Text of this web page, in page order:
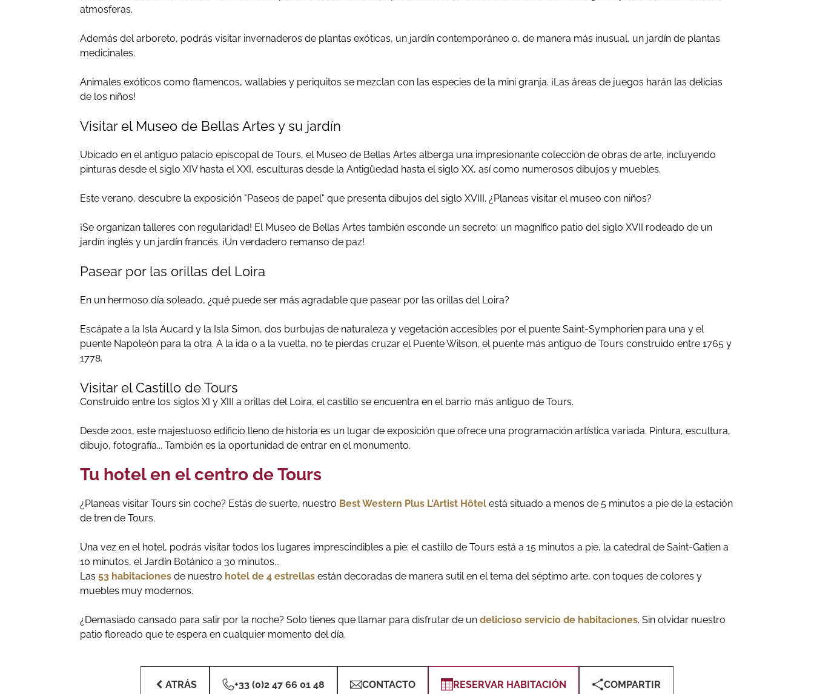
atmosferas.
Además del arboreto, podrás visitar invernaderos de plantas exóticas, un jardín contemporáneo o, de manera más inusual, un jardín de plantas
medicinales.
Animales exóticos como flamencos, wallabies y periquitos se mezclan con las especies de la mini granja. ¡Las áreas de juegos harán las delicias
de los niños!
Visitar el Museo de Bellas Artes y su jardín
Ubicado en el antiguo palacio episcopal de Tours, el Museo de Bellas Artes alberga una impresionante colección de obras de arte, incluyendo
pinturas desde el siglo XIV hasta el XXI, esculturas desde la Antigüedad hasta el siglo XX, así como numerosos dibujos y muebles.
Este verano, descubre la exposición "Paseos de papel" que presenta dibujos del siglo XVIII. ¿Planeas visitar el museo con niños?
¡Se organizan talleres con regularidad! El Museo de Bellas Artes también esconde un secreto: un magnífico patio del siglo XVII rodeado de un
jardín inglés y un jardín francés. ¡Un verdadero remanso de paz!
Pasear por las orillas del Loira
En un hermoso día soleado, ¿qué puede ser más agradable que pasear por las orillas del Loira?
Escápate a la Isla Aucard y la Isla Simon, dos burbujas de naturaleza y vegetación accesibles por el puente Saint-Symphorien para una y el
puente Napoleón para la otra. A la ida o a la vuelta, no te pierdas cruzar el Puente Wilson, el puente más antiguo de Tours construido entre 1765 y
1778.
Visitar el Castillo de Tours
Construido entre los siglos XI y XIII a orillas del Loira, el castillo se encuentra en el barrio más antiguo de Tours.
Desde 2001, este majestuoso edificio lleno de historia es un lugar de exposición que ofrece una programación artística variada. Pintura, escultura,
dibujo, fotografía... También es la oportunidad de entrar en el monumento.
Tu hotel en el centro de Tours
¿Planeas visitar Tours sin coche? Estás de suerte, nuestro Best Western Plus L'Artist Hôtel está situado a menos de 5 minutos a pie de la estación
de tren de Tours.
Una vez en el hotel, podrás visitar todos los lugares imprescindibles a pie: el castillo de Tours está a 15 minutos a pie, la catedral de Saint-Gatien a
10 minutos, el Jardín Botánico a 30 minutos...
Las 53 habitaciones de nuestro hotel de 4 estrellas están decoradas de manera sutil en el tema del séptimo arte, con toques de colores y
muebles muy modernos.
¿Demasiado cansado para salir por la noche? Solo tienes que llamar para disfrutar de un delicioso servicio de habitaciones. Sin olvidar nuestro
patio floreado que te espera en cualquier momento del día.
ATRÁS +33 (0)2 47 66 01 48 CONTACTO RESERVAR HABITACIÓN COMPARTIR